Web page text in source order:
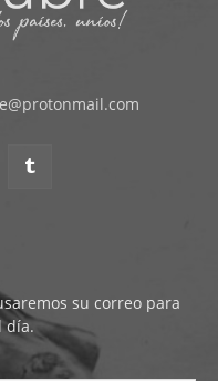
su correo para
día.